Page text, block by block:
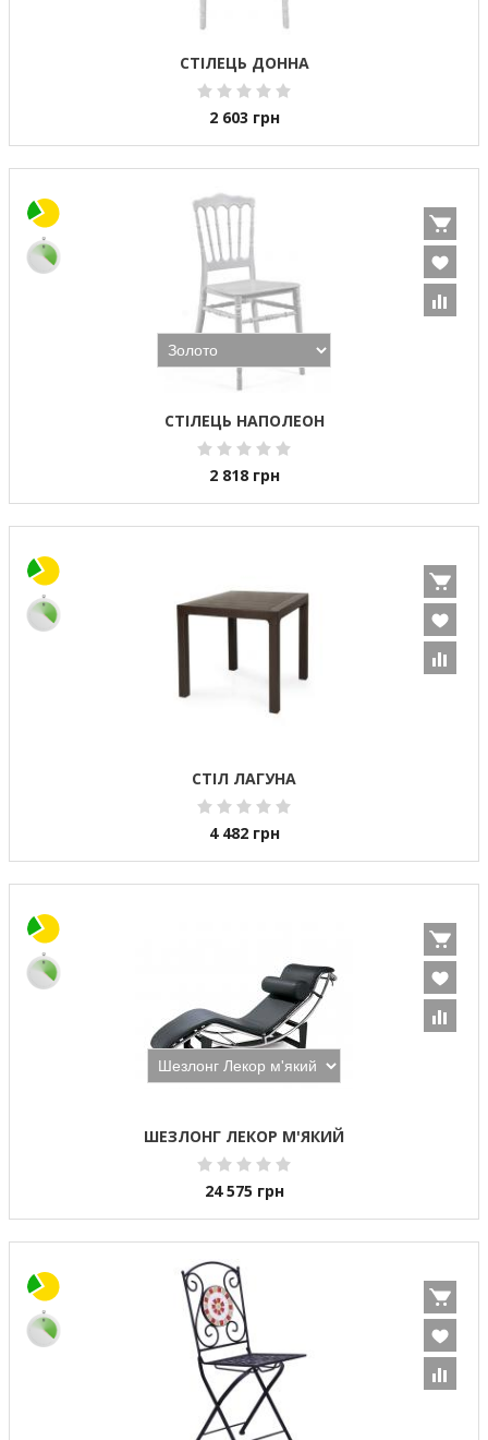
СТІЛЕЦЬ ДОННА
2 603 грн
СТІЛЕЦЬ НАПОЛЕОН
2 818 грн
СТІЛ ЛАГУНА
4 482 грн
ШЕЗЛОНГ ЛЕКОР М'ЯКИЙ
24 575 грн